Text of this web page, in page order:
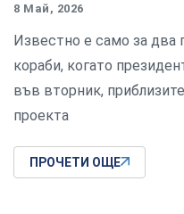
8 Май, 2026
Известно e само за два
кораби, когато
във вторник,
проекта
ПРОЧЕТИ ОЩЕ